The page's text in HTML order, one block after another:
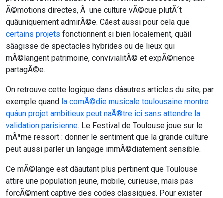
Ã©motions directes, Ã une culture vÃ©cue plutÃ´t
quâuniquement admirÃ©e. Câest aussi pour cela que
certains projets fonctionnent si bien localement, quâil
sâagisse de spectacles hybrides ou de lieux qui
mÃ©langent patrimoine, convivialitÃ© et expÃ©rience
partagÃ©e.
On retrouve cette logique dans dâautres articles du site, par
exemple quand la comÃ©die musicale toulousaine montre
quâun projet ambitieux peut naÃ®tre ici sans attendre la
validation parisienne. Le Festival de Toulouse joue sur le
mÃªme ressort : donner le sentiment que la grande culture
peut aussi parler un langage immÃ©diatement sensible.
Ce mÃ©lange est dâautant plus pertinent que Toulouse
attire une population jeune, mobile, curieuse, mais pas
forcÃ©ment captive des codes classiques. Pour exister